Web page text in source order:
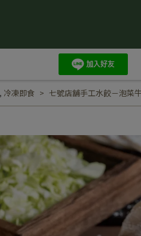
, 冷凍即食 七號店舖手工水餃－泡菜